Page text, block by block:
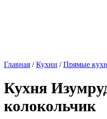
Главная /Кухни /Прямые
Кухня
колокольчик